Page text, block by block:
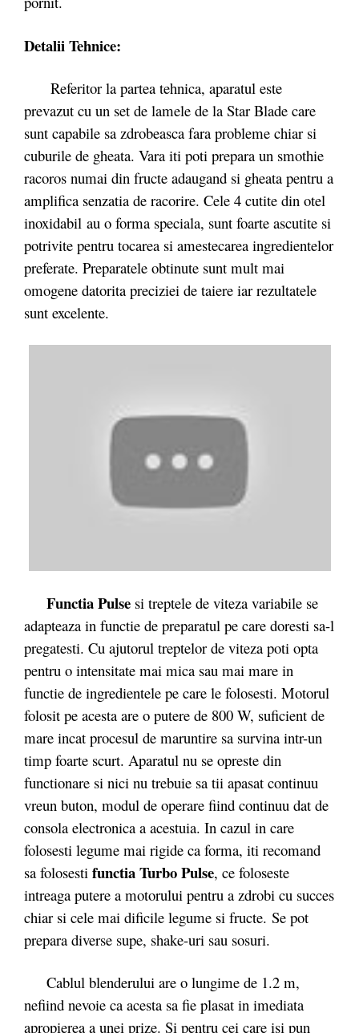
Detalii Tehnice:
Referitor la partea tehnica, aparatul este
prevazut cu un set de lamele de la Star Blade care
sunt capabile sa zdrobeasca fara probleme chiar si
cuburile de gheata. Vara iti poti prepara un smothie
racoros numai din fructe adaugand si gheata pentru a
amplifica senzatia de racorire. Cele 4 cutite din otel
inoxidabil au o forma speciala, sunt foarte ascutite si
potrivite pentru tocarea si amestecarea ingredientelor
preferate. Preparatele obtinute sunt mult mai
omogene datorita preciziei de taiere iar rezultatele
sunt excelente.
Functia Pulse si treptele de viteza variabile se
adapteaza in functie de preparatul pe care doresti sa-l
pregatesti. Cu ajutorul treptelor de viteza poti opta
pentru o intensitate mai mica sau mai mare in
functie de ingredientele pe care le folosesti. Motorul
folosit pe acesta are o putere de 800 W, suficient de
mare incat procesul de maruntire sa survina intr-un
timp foarte scurt. Aparatul nu se opreste din
functionare si nici nu trebuie sa tii apasat continuu
vreun buton, modul de operare fiind continuu dat de
consola electronica a acestuia. In cazul in care
folosesti legume mai rigide ca forma, iti recomand
sa folosesti functia Turbo Pulse, ce foloseste
intreaga putere a motorului pentru a zdrobi cu succes
chiar si cele mai dificile legume si fructe. Se pot
prepara diverse supe, shake-uri sau sosuri.
Cablul blenderului are o lungime de 1.2 m,
nefiind nevoie ca acesta sa fie plasat in imediata
apropierea a unei prize. Si pentru cei care isi pun